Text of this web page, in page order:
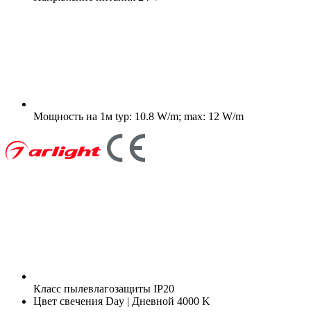
Мощность на 1м typ: 10.8 W/m; max: 12 W/m
Класс пылевлагозащиты IP20
Цвет свечения Day | Дневной 4000 K